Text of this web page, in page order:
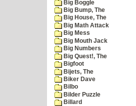
Big Boggle
Big Bump, The
Big House, The
Big Math Attack
Big Mess
Big Mouth Jack
Big Numbers
Big Quest!, The
Bigfoot
Bijets, The
Biker Dave
Bilbo
Bilder Puzzle
Billard